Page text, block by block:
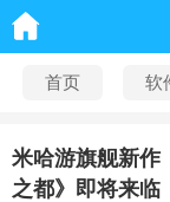
首页 软
米哈游旗舰新作
之都》即将来临